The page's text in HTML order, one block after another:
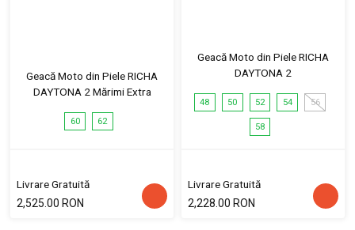
Geacă Moto din Piele RICHA
DAYTONA 2 Mărimi Extra
60 62
Livrare Gratuită
2,525.00 RON
Geacă Moto din Piele RICHA
DAYTONA 2
48 50 52 54 56
58
Livrare Gratuită
2,228.00 RON